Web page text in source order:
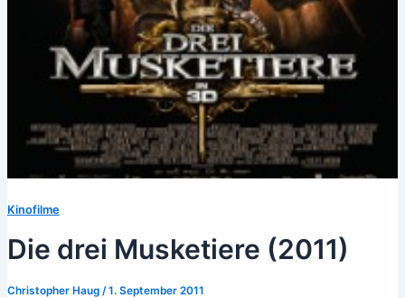
Kinofilme
Die drei Musketiere (2011)
Christopher Haug /1. September 2011